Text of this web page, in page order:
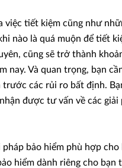
tiết kiệm cũng như
nào là quá muộn để tiết
cũng sẽ trở thành
nay. Và quan trọng, bạn
các rủi ro bất định.
được tư vấn về các
bảo hiểm phù hợp cho
hiểm dành riêng cho bạn